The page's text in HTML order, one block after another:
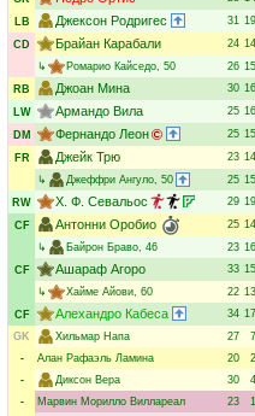
LB
Джексон Родригес 31
CD
Брайан Карабали 24
↳
Ромарио Кайседо, 50 26
RB
Джоан Мина 30
LW
Армандо Вила 25
DM
Фернандо Леон 25
FR
Джейк Трю 23
↳
Джеффри Ангуло, 50 25
RW
Х. Ф. Севальос 29
CF
Антонни Оробио 25
↳
Байрон Браво, 46 23
CF
Ашараф Агоро 33
↳
Хайме Айови, 60 22
CF
Алехандро Кабеса 34
GK
Хильмар Напа 27
-
Алан Рафаэль Ламина 20
-
Диксон Вера 30
-
Марвин Морилло Виллареал 23